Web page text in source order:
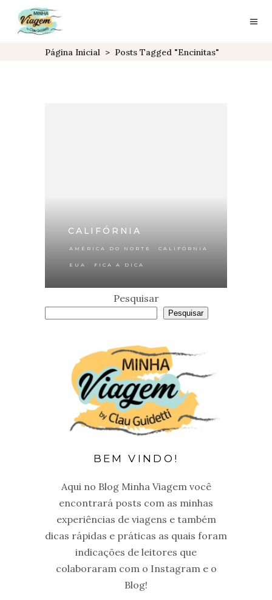
Página Inicial > Posts Tagged "encinitas"
CALIFÓRNIA
AMÉRICA DO NORTE CALIFÓRNIA
EUA FICA A DICA
Pesquisar
Pesquisar
BEM VINDO!
Aqui no Blog Minha Viagem você
encontrará posts com as minhas
experiências de viagens e também
dicas rápidas e práticas as quais foram
indicações de leitores que
colaboraram com o Instagram e o
Blog!